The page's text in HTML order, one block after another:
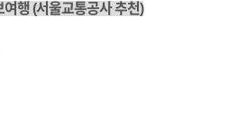
행 (서울교통공사 추천)